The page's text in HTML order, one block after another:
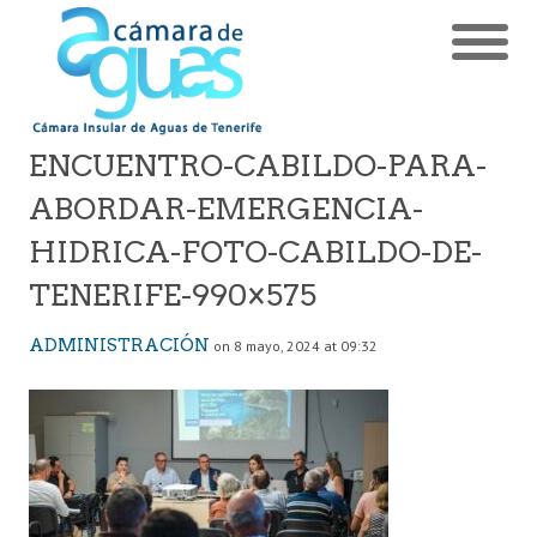
ENCUENTRO-CABILDO-PARA-
ABORDAR-EMERGENCIA-
HIDRICA-FOTO-CABILDO-DE-
TENERIFE-990×575
ADMINISTRACIÓN on 8 mayo, 2024 at 09:32